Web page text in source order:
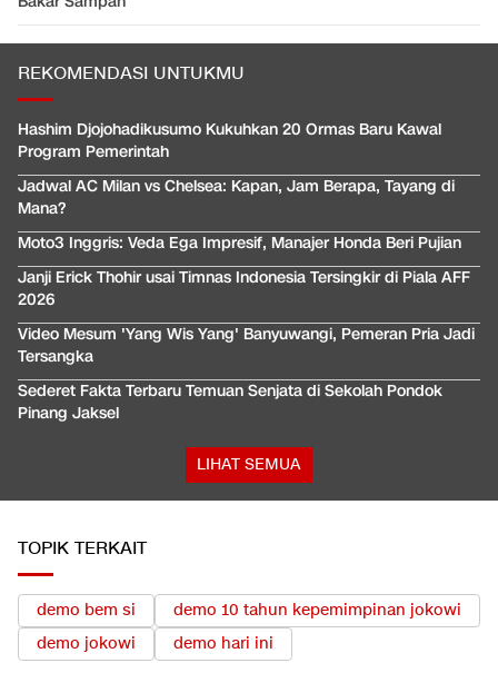
REKOMENDASI UNTUKMU
Hashim Djojohadikusumo Kukuhkan 20 Ormas Baru Kawal
Program Pemerintah
Jadwal AC Milan vs Chelsea: Kapan, Jam Berapa, Tayang di
Mana?
Moto3 Inggris: Veda Ega Impresif, Manajer Honda Beri Pujian
Janji Erick Thohir usai Timnas Indonesia Tersingkir di Piala AFF
2026
Video Mesum 'Yang Wis Yang' Banyuwangi, Pemeran Pria Jadi
Tersangka
Sederet Fakta Terbaru Temuan Senjata di Sekolah Pondok
Pinang Jaksel
LIHAT SEMUA
TOPIK TERKAIT
demo bem si
demo 10 tahun kepemimpinan jokowi
demo jokowi
demo hari ini